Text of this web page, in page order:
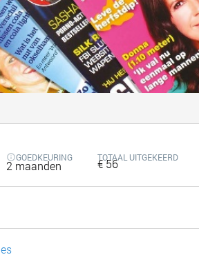
GOEDKEURING
2 maanden
TOTAAL UITGEKEERD
€ 56